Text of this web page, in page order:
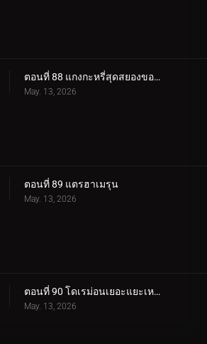
ตอนที่ 88 แกงกะหรี่สุดสยองของไจโกะ
May. 13, 2026
ตอนที่ 89 แตรฮาเมรุน
May. 13, 2026
ตอนที่ 90 โดเรม่อนเยอะแยะเหลือเกิน
May. 13, 2026